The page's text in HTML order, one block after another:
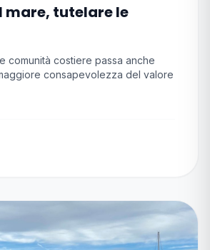
mare, tutelare le
comunità costiere passa anche
consapevolezza del valore